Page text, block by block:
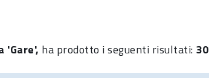
ha prodotto i seguenti risultati: 30